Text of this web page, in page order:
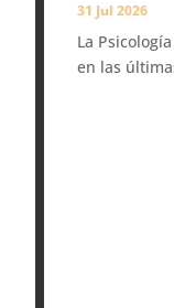
31 Jul 2026
La
en las